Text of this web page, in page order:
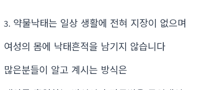
3. 약물낙태는 일상 생활에 전혀 지장이 없으며
여성의 몸에 낙태흔적을 남기지 않습니다
많은분들이 알고 계시는 방식은